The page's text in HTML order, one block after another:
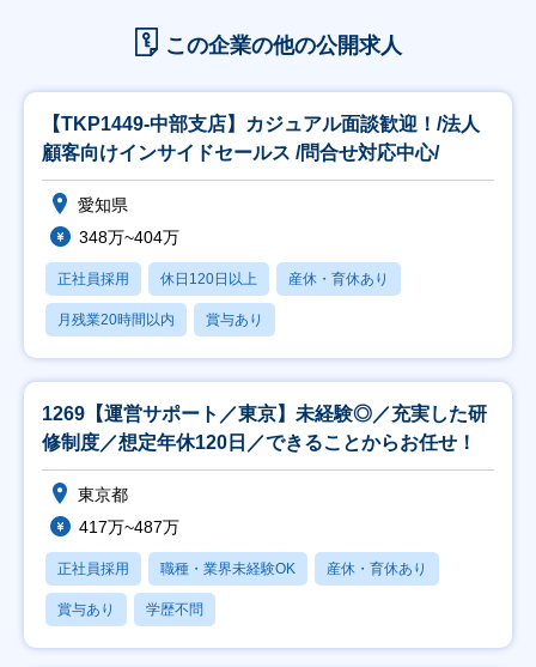
この企業の他の公開求人
【TKP1449-中部支店】カジュアル面談歓迎！/法人
顧客向けインサイドセールス /問合せ対応中心/
愛知県
348万~404万
正社員採用 休日120日以上 産休・育休あり
月残業20時間以内 賞与あり
1269【運営サポート／東京】未経験◎／充実した研
修制度／想定年休120日／できることからお任せ！
東京都
417万~487万
正社員採用 職種・業界未経験OK 産休・育休あり
賞与あり 学歴不問